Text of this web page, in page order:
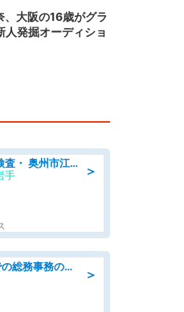
大阪の16歳がグラ
発掘オーディショ
＞
製品の梱包・組立および検査・ 奥州市江刺/大手企業で長期安定 梱包・検査・組立/半年経過毎に5万円の報奨金有
手
＞
09月開始/住宅メーカーでの総務事務のお仕事/駅近/車通勤可/一般事務/人事労務